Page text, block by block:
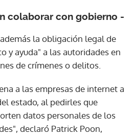
colaborar con gobierno -
la obligación legal de
y ayuda" a las autoridades en
de crímenes o delitos.
a las empresas de internet a
estado, al pedirles que
datos personales de los
declaró Patrick Poon,